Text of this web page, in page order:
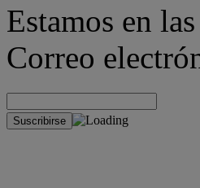
Estamos en
Correo